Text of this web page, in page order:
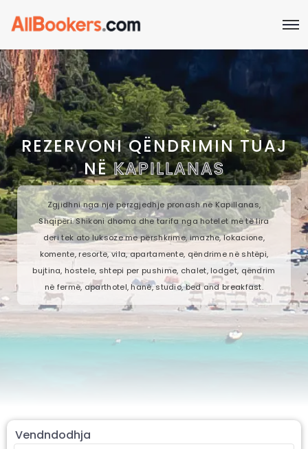
REZERVONI QËNDRIMIN TUAJ
NËKAPILLANAS
Zgjidhni nga një përzgjedhje pronash në Kapillanas,
Shqipëri. Shikoni dhoma dhe tarifa nga hotelet më të lira
deri tek ato luksoze me përshkrime, imazhe, lokacione,
komente, resorte, vila, apartamente, qëndrime në shtëpi,
bujtina, hostele, shtepi per pushime, chalet, lodget, qëndrim
në fermë, aparthotel, hanë, studio, bed and breakfast.
Vendndodhja